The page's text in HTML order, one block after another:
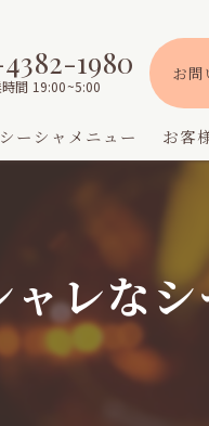
1980
時間 19:00~5:00
お問
シーシャメニュー お客
レなシ